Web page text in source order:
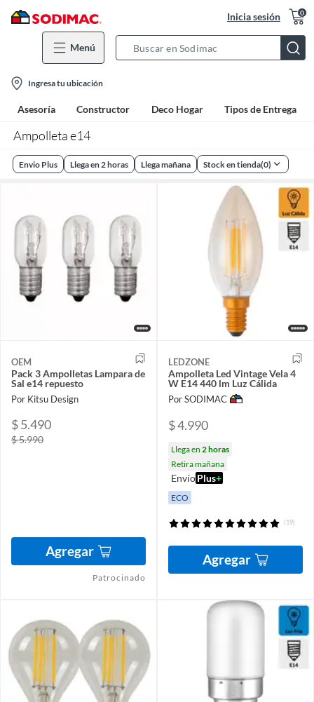
Inicia sesión 0
Menú
Bar
location-
icon
Ingresa tu ubicación
Asesoría Constructor Deco Hogar Tipos de Entrega
Ampolleta e14
Envio Plus Llega en 2 horas Llega mañana Stock en tienda(0)
OEM
Pack 3 Ampolletas Lampara de
Sal e14 repuesto
Por Kitsu Design
$ 5.490
$ 5.990
Agregar
Patrocinado
LEDZONE
Ampolleta Led Vintage Vela 4
W E14 440 lm Luz Cálida
Por SODIMAC
$ 4.990
Llega en 2 horas
Retira mañana
EnvíoPlus+
ECO
(19)
Agregar